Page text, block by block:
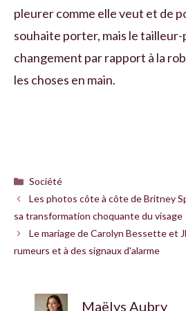
pleurer comme elle veut et de
souhaite porter, mais le
changement par rapport à la
les choses en main.
Catégories
Société
Les photos côte à côte de Britney
sa transformation choquante du visage
Le mariage de Carolyn Bessette et
rumeurs et à des signaux d'alarme
Maëlys Aubry